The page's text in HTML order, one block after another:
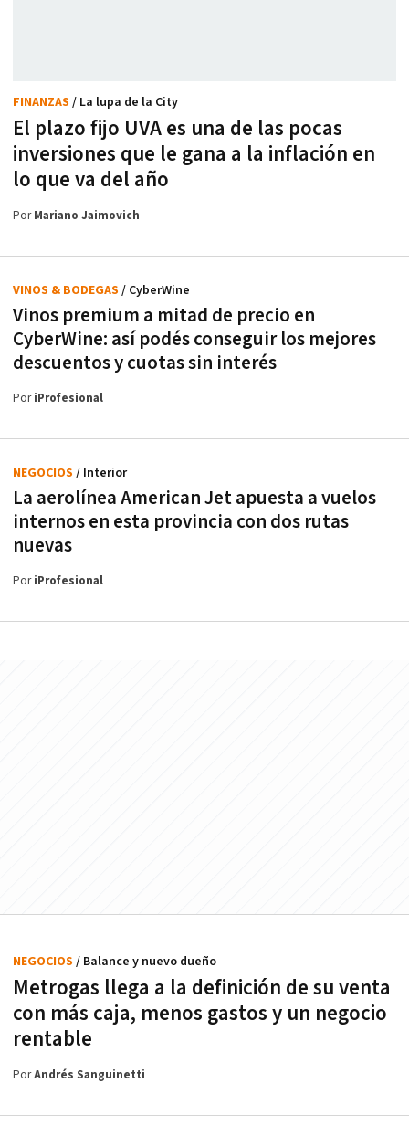
El plazo fijo UVA es una de las pocas
inversiones que le gana a la inflación en
lo que va del año
FINANZAS / La lupa de la City
PorMariano Jaimovich
Vinos premium a mitad de precio en
CyberWine: así podés conseguir los mejores
descuentos y cuotas sin interés
VINOS & BODEGAS / CyberWine
PoriProfesional
La aerolínea American Jet apuesta a vuelos
internos en esta provincia con dos rutas
nuevas
NEGOCIOS / Interior
PoriProfesional
Metrogas llega a la definición de su venta
con más caja, menos gastos y un negocio
rentable
NEGOCIOS / Balance y nuevo dueño
PorAndrés Sanguinetti